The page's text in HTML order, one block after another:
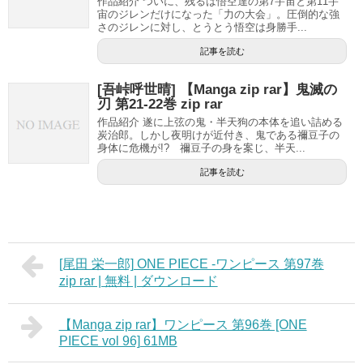
宙のジレンだけになった「力の大会」。圧倒的な強
さのジレンに対し、とうとう悟空は身勝手...
記事を読む
[吾峠呼世晴] 【Manga zip rar】鬼滅の
刃 第21-22巻 zip rar
作品紹介 遂に上弦の鬼・半天狗の本体を追い詰める
炭治郎。しかし夜明けが近付き、鬼である禰豆子の
身体に危機が!? 禰豆子の身を案じ、半天...
記事を読む
[尾田 栄一郎] ONE PIECE -ワンピース 第97巻
zip rar | 無料 | ダウンロード
【Manga zip rar】ワンピース 第96巻 [ONE
PIECE vol 96] 61MB